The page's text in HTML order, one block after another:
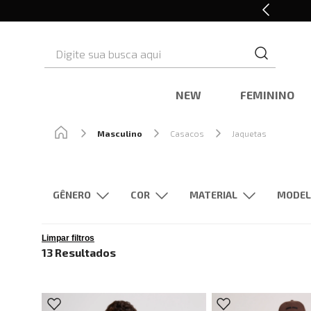
NEW FEMININO
Masculino Casacos Jaquetas
GÊNERO
Masculino
MATERIAL
Limpar filtros
13Resultados